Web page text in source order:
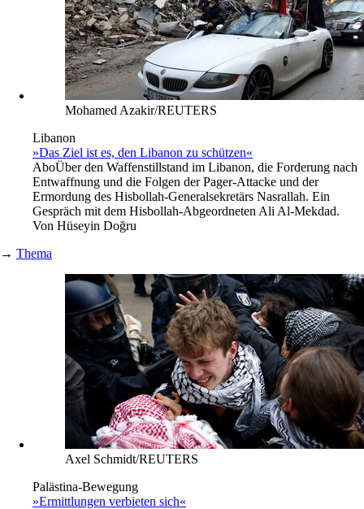
Mohamed Azakir/REUTERS
Libanon
»Das Ziel ist es, den Libanon zu schützen«
AboÜber den Waffenstillstand im Libanon, die Forderung nach
Entwaffnung und die Folgen der Pager-Attacke und der
Ermordung des Hisbollah-Generalsekretärs Nasrallah. Ein
Gespräch mit dem Hisbollah-Abgeordneten Ali Al-Mekdad.
Von Hüseyin Doğru
→ Thema
Axel Schmidt/REUTERS
Palästina-Bewegung
»Ermittlungen verbieten sich«